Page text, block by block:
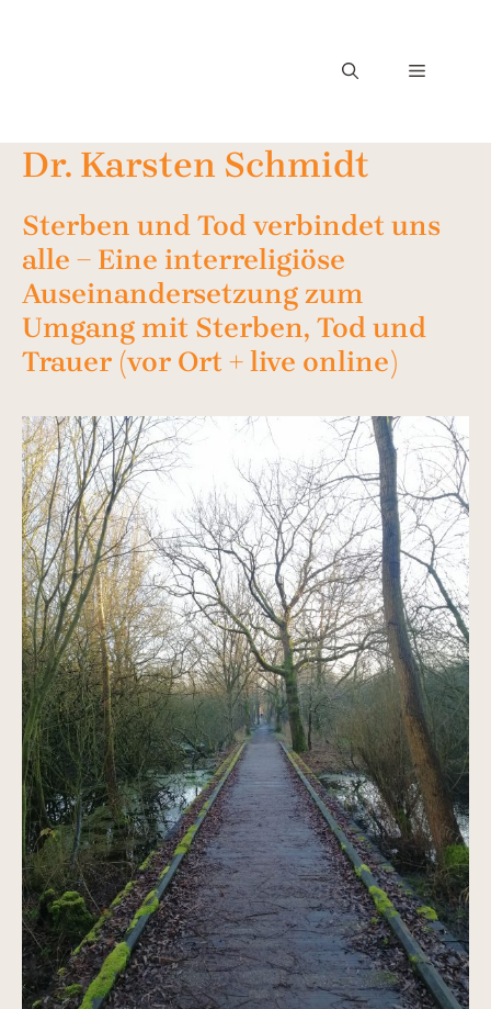
Dr. Karsten Schmidt
Sterben und Tod verbindet uns
alle − Eine interreligiöse
Auseinandersetzung zum
Umgang mit Sterben, Tod und
Trauer (vor Ort + live online)